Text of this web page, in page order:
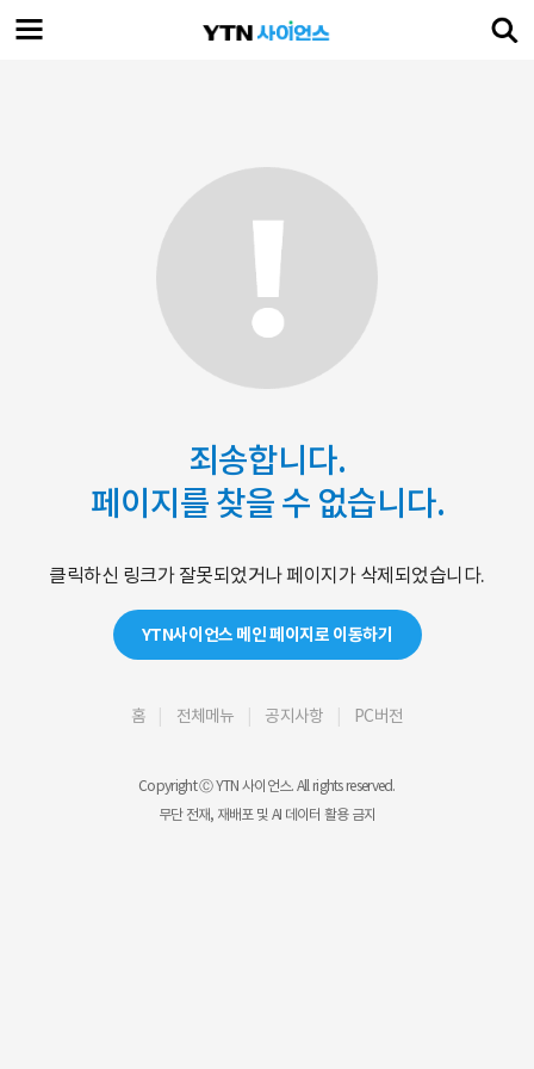
죄송합니다.
페이지를 찾을 수 없습니다.
클릭하신 링크가 잘못되었거나 페이지가 삭제되었습니다.
YTN사이언스 메인 페이지로 이동하기
홈 전체메뉴 공지사항 PC버전
Copyright Ⓒ YTN 사이언스. All rights reserved.
무단 전재, 재배포 및 AI 데이터 활용 금지